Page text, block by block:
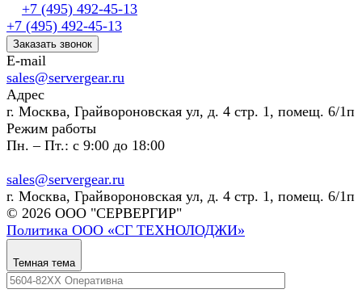
+7 (495) 492-45-13
+7 (495) 492-45-13
Заказать звонок
E-mail
sales@servergear.ru
Адрес
г. Москва, Грайвороновская ул, д. 4 стр. 1, помещ. 6/1п
Режим работы
Пн. – Пт.: с 9:00 до 18:00
sales@servergear.ru
г. Москва, Грайвороновская ул, д. 4 стр. 1, помещ. 6/1п
© 2026 ООО "СЕРВЕРГИР"
Политика ООО «СГ ТЕХНОЛОДЖИ»
Темная тема